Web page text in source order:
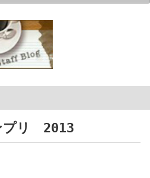
プリ 2013